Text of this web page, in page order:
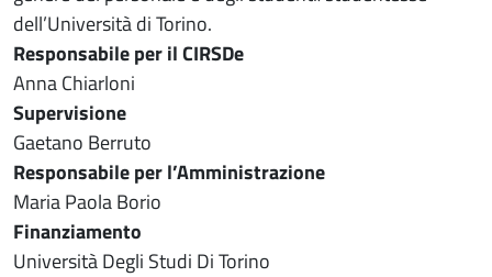
dell’Università di Torino.
Responsabile per il CIRSDe
Anna Chiarloni
Supervisione
Gaetano Berruto
Responsabile per l’Amministrazione
Maria Paola Borio
Finanziamento
Università Degli Studi Di Torino